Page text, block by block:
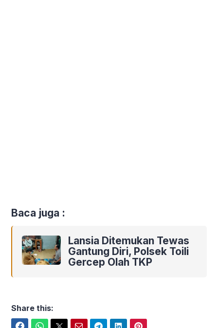
Baca juga :
Lansia Ditemukan Tewas
Gantung Diri, Polsek Toili
Gercep Olah TKP
Share this: